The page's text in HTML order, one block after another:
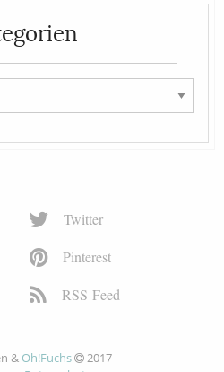
Twitter
Pinterest
RSS-Feed
& Oh!Fuchs
2017